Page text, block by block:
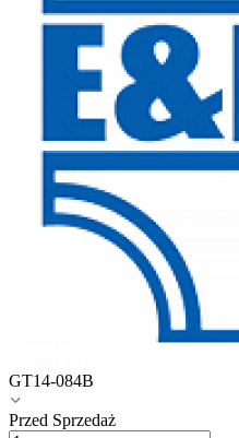
GT14-084B
Przed Sprzedaż